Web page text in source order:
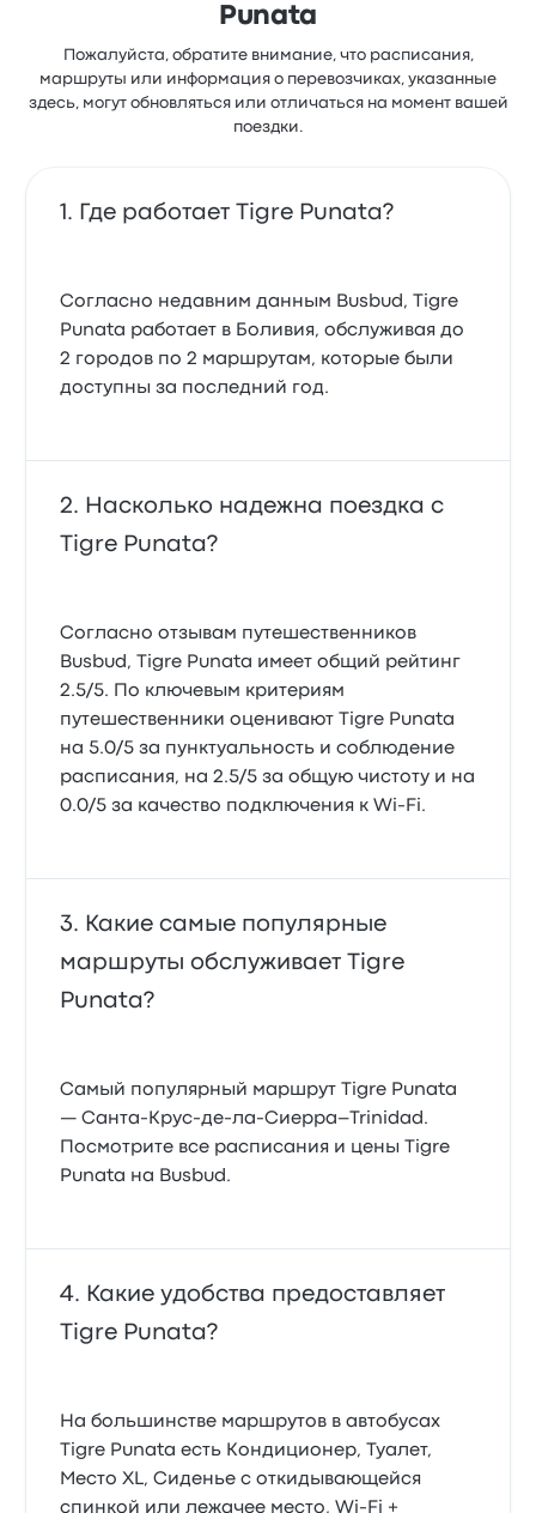
Punata
Пожалуйста, обратите внимание, что расписания,
маршруты или информация о перевозчиках, указанные
здесь, могут обновляться или отличаться на момент вашей
поездки.
Где работает Tigre Punata?
Согласно недавним данным Busbud, Tigre
Punata работает в Боливия, обслуживая до
2 городов по 2 маршрутам, которые были
доступны за последний год.
Насколько надежна поездка с
Tigre Punata?
Согласно отзывам путешественников
Busbud, Tigre Punata имеет общий рейтинг
2.5/5. По ключевым критериям
путешественники оценивают Tigre Punata
на 5.0/5 за пунктуальность и соблюдение
расписания, на 2.5/5 за общую чистоту и на
0.0/5 за качество подключения к Wi-Fi.
Какие самые популярные
маршруты обслуживает Tigre
Punata?
Самый популярный маршрут Tigre Punata
— Санта-Крус-де-ла-Сиерра–Trinidad.
Посмотрите все расписания и цены Tigre
Punata на Busbud.
Какие удобства предоставляет
Tigre Punata?
На большинстве маршрутов в автобусах
Tigre Punata есть Кондиционер, Туалет,
Место XL, Сиденье с откидывающейся
спинкой или лежачее место, Wi-Fi +